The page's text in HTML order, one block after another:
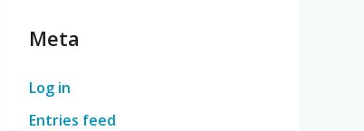
Meta
Log in
Entries feed